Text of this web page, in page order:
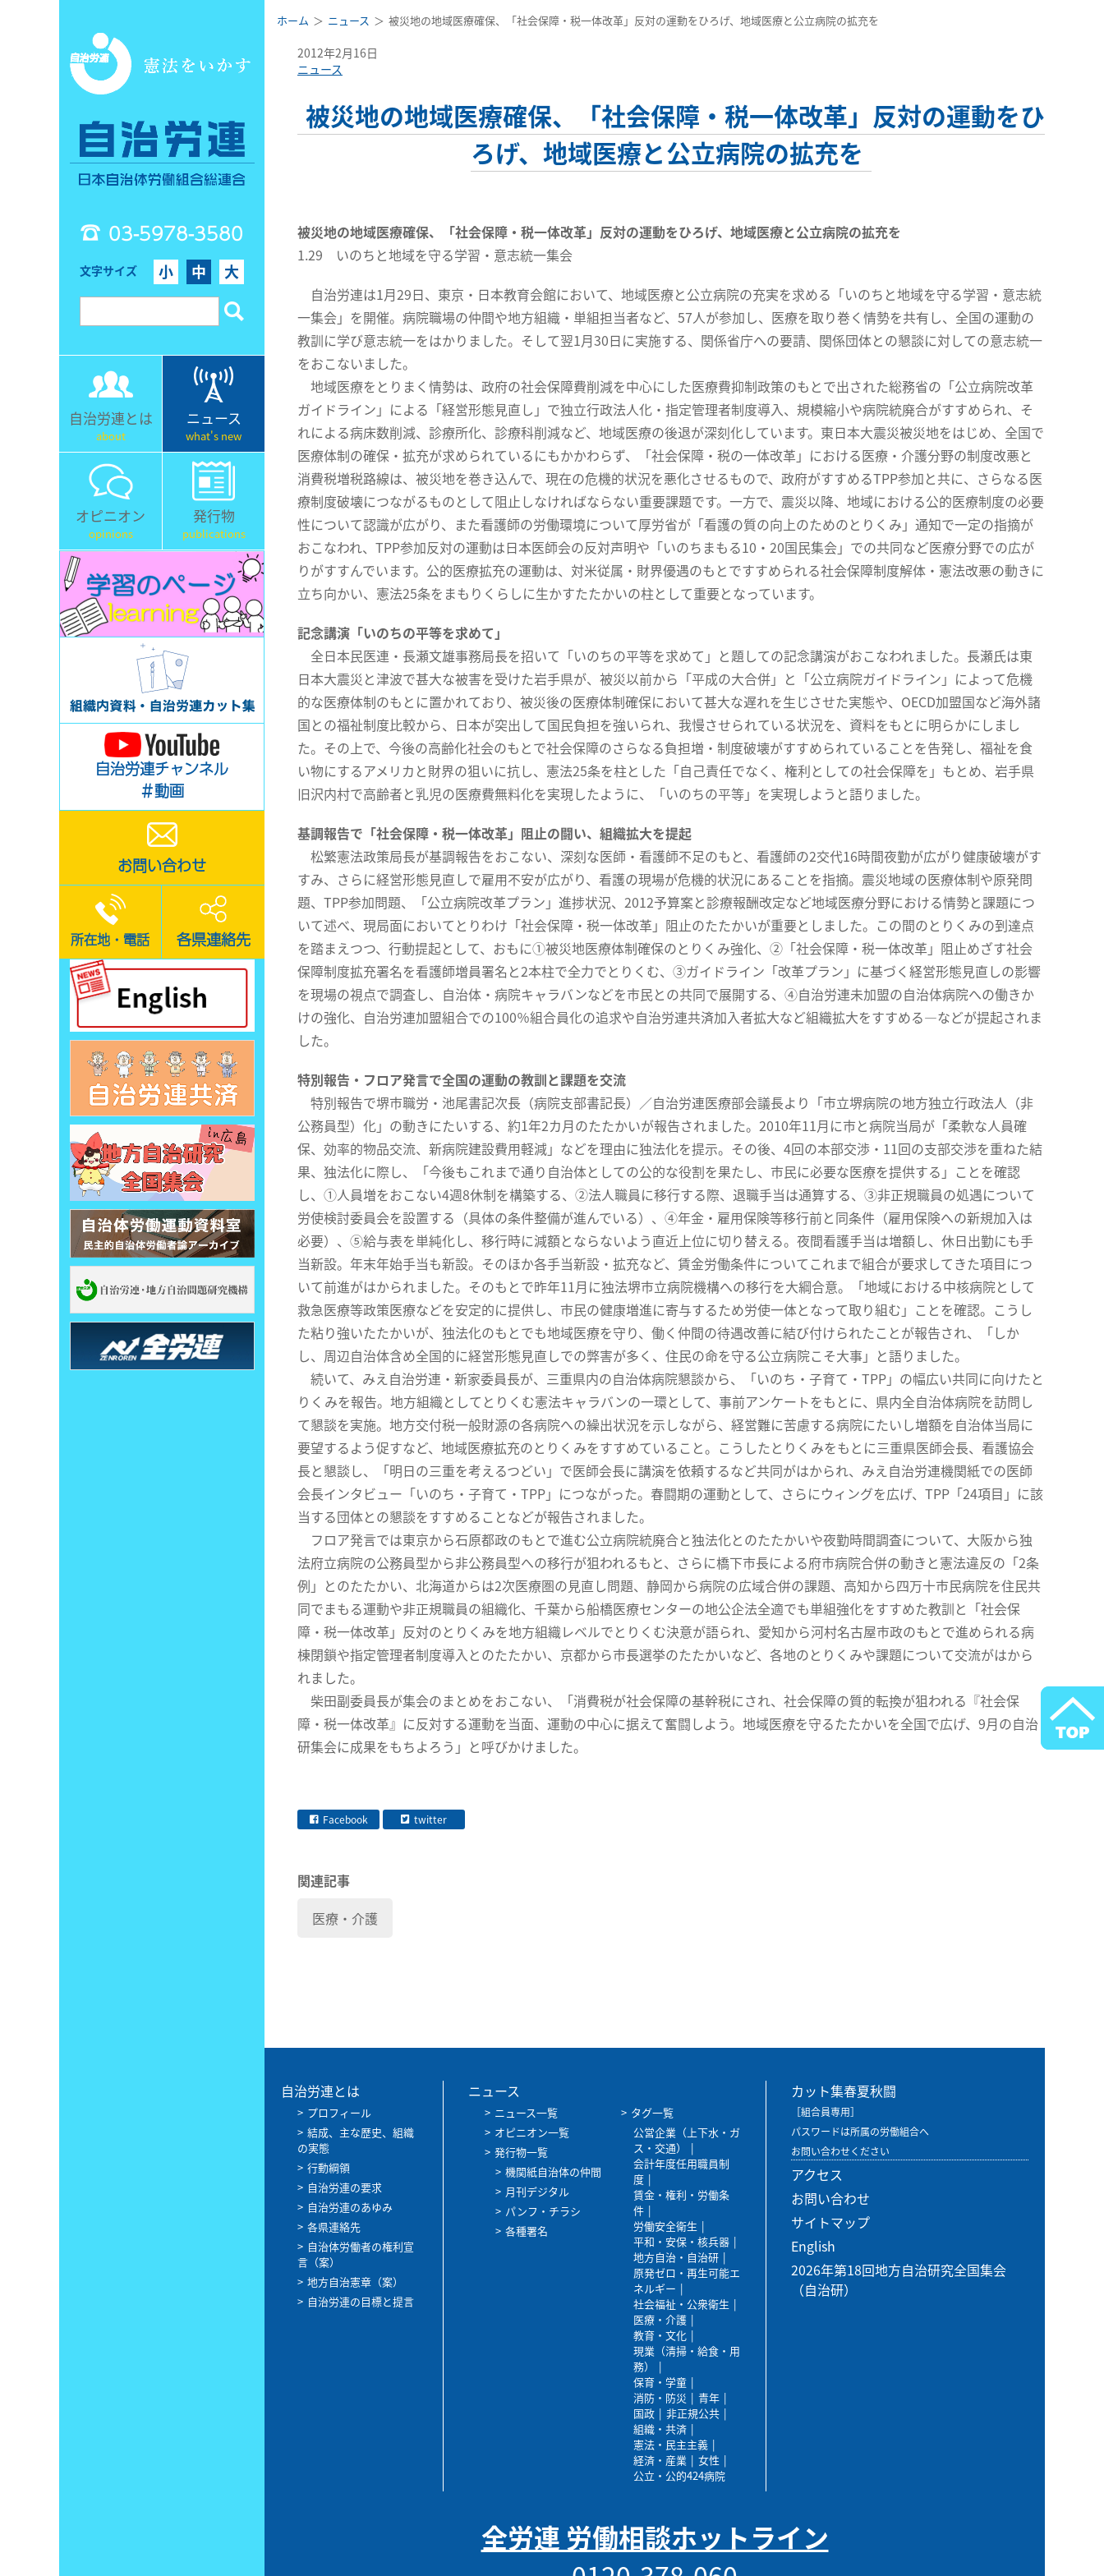
03-5978-3580
文字サイズ 小 中 大
自治労連とは
about
ニュース
what's new
オピニオン
opinions
発行物
publications
自治労連チャンネル
＃動画
お問い合わせ
所在地・電話 各県連絡先
ホーム ニュース 被災地の地域医療確保、「社会保障・税一体改革」反対の運動をひろげ、地域医療と公立病院の拡充を
2012年2月16日
ニュース
被災地の地域医療確保、「社会保障・税一体改革」反対の運動をひ
ろげ、地域医療と公立病院の拡充を
被災地の地域医療確保、「社会保障・税一体改革」反対の運動をひろげ、地域医療と公立病院の拡充を
1.29 いのちと地域を守る学習・意志統一集会
自治労連は1月29日、東京・日本教育会館において、地域医療と公立病院の充実を求める「いのちと地域を守る学習・意志統
一集会」を開催。病院職場の仲間や地方組織・単組担当者など、57人が参加し、医療を取り巻く情勢を共有し、全国の運動の
教訓に学び意志統一をはかりました。そして翌1月30日に実施する、関係省庁への要請、関係団体との懇談に対しての意志統一
をおこないました。
地域医療をとりまく情勢は、政府の社会保障費削減を中心にした医療費抑制政策のもとで出された総務省の「公立病院改革
ガイドライン」による「経営形態見直し」で独立行政法人化・指定管理者制度導入、規模縮小や病院統廃合がすすめられ、そ
れによる病床数削減、診療所化、診療科削減など、地域医療の後退が深刻化しています。東日本大震災被災地をはじめ、全国で
医療体制の確保・拡充が求められているにもかかわらず、「社会保障・税の一体改革」における医療・介護分野の制度改悪と
消費税増税路線は、被災地を巻き込んで、現在の危機的状況を悪化させるもので、政府がすすめるTPP参加と共に、さらなる医
療制度破壊につながるものとして阻止しなければならない重要課題です。一方で、震災以降、地域における公的医療制度の必要
性について認識が広がり、また看護師の労働環境について厚労省が「看護の質の向上のためのとりくみ」通知で一定の指摘が
おこなわれ、TPP参加反対の運動は日本医師会の反対声明や「いのちまもる10・20国民集会」での共同など医療分野での広が
りがすすんでいます。公的医療拡充の運動は、対米従属・財界優遇のもとですすめられる社会保障制度解体・憲法改悪の動きに
立ち向かい、憲法25条をまもりくらしに生かすたたかいの柱として重要となっています。
記念講演「いのちの平等を求めて」
全日本民医連・長瀬文雄事務局長を招いて「いのちの平等を求めて」と題しての記念講演がおこなわれました。長瀬氏は東
日本大震災と津波で甚大な被害を受けた岩手県が、被災以前から「平成の大合併」と「公立病院ガイドライン」によって危機
的な医療体制のもとに置かれており、被災後の医療体制確保において甚大な遅れを生じさせた実態や、OECD加盟国など海外諸
国との福祉制度比較から、日本が突出して国民負担を強いられ、我慢させられている状況を、資料をもとに明らかにしまし
た。その上で、今後の高齢化社会のもとで社会保障のさらなる負担増・制度破壊がすすめられていることを告発し、福祉を食
い物にするアメリカと財界の狙いに抗し、憲法25条を柱とした「自己責任でなく、権利としての社会保障を」もとめ、岩手県
旧沢内村で高齢者と乳児の医療費無料化を実現したように、「いのちの平等」を実現しようと語りました。
基調報告で「社会保障・税一体改革」阻止の闘い、組織拡大を提起
松繁憲法政策局長が基調報告をおこない、深刻な医師・看護師不足のもと、看護師の2交代16時間夜勤が広がり健康破壊がす
すみ、さらに経営形態見直しで雇用不安が広がり、看護の現場が危機的状況にあることを指摘。震災地域の医療体制や原発問
題、TPP参加問題、「公立病院改革プラン」進捗状況、2012予算案と診療報酬改定など地域医療分野における情勢と課題につ
いて述べ、現局面においてとりわけ「社会保障・税一体改革」阻止のたたかいが重要としました。この間のとりくみの到達点
を踏まえつつ、行動提起として、おもに①被災地医療体制確保のとりくみ強化、②「社会保障・税一体改革」阻止めざす社会
保障制度拡充署名を看護師増員署名と2本柱で全力でとりくむ、③ガイドライン「改革プラン」に基づく経営形態見直しの影響
を現場の視点で調査し、自治体・病院キャラバンなどを市民との共同で展開する、④自治労連未加盟の自治体病院への働きか
けの強化、自治労連加盟組合での100％組合員化の追求や自治労連共済加入者拡大など組織拡大をすすめる―などが提起されま
した。
特別報告・フロア発言で全国の運動の教訓と課題を交流
特別報告で堺市職労・池尾書記次長（病院支部書記長）／自治労連医療部会議長より「市立堺病院の地方独立行政法人（非
公務員型）化」の動きにたいする、約1年2カ月のたたかいが報告されました。2010年11月に市と病院当局が「柔軟な人員確
保、効率的物品交流、新病院建設費用軽減」などを理由に独法化を提示。その後、4回の本部交渉・11回の支部交渉を重ねた結
果、独法化に際し、「今後もこれまで通り自治体としての公的な役割を果たし、市民に必要な医療を提供する」ことを確認
し、①人員増をおこない4週8休制を構築する、②法人職員に移行する際、退職手当は通算する、③非正規職員の処遇について
労使検討委員会を設置する（具体の条件整備が進んでいる）、④年金・雇用保険等移行前と同条件（雇用保険への新規加入は
必要）、⑤給与表を単純化し、移行時に減額とならないよう直近上位に切り替える。夜間看護手当は増額し、休日出勤にも手
当新設。年末年始手当も新設。そのほか各手当新設・拡充など、賃金労働条件についてこれまで組合が要求してきた項目につ
いて前進がはかられました。そのもとで昨年11月に独法堺市立病院機構への移行を大綱合意。「地域における中核病院として
救急医療等政策医療などを安定的に提供し、市民の健康増進に寄与するため労使一体となって取り組む」ことを確認。こうし
た粘り強いたたかいが、独法化のもとでも地域医療を守り、働く仲間の待遇改善に結び付けられたことが報告され、「しか
し、周辺自治体含め全国的に経営形態見直しでの弊害が多く、住民の命を守る公立病院こそ大事」と語りました。
続いて、みえ自治労連・新家委員長が、三重県内の自治体病院懇談から、「いのち・子育て・TPP」の幅広い共同に向けたと
りくみを報告。地方組織としてとりくむ憲法キャラバンの一環として、事前アンケートをもとに、県内全自治体病院を訪問し
て懇談を実施。地方交付税一般財源の各病院への繰出状況を示しながら、経営難に苦慮する病院にたいし増額を自治体当局に
要望するよう促すなど、地域医療拡充のとりくみをすすめていること。こうしたとりくみをもとに三重県医師会長、看護協会
長と懇談し、「明日の三重を考えるつどい」で医師会長に講演を依頼するなど共同がはかられ、みえ自治労連機関紙での医師
会長インタビュー「いのち・子育て・TPP」につながった。春闘期の運動として、さらにウィングを広げ、TPP「24項目」に該
当する団体との懇談をすすめることなどが報告されました。
フロア発言では東京から石原都政のもとで進む公立病院統廃合と独法化とのたたかいや夜勤時間調査について、大阪から独
法府立病院の公務員型から非公務員型への移行が狙われるもと、さらに橋下市長による府市病院合併の動きと憲法違反の「2条
例」とのたたかい、北海道からは2次医療圏の見直し問題、静岡から病院の広域合併の課題、高知から四万十市民病院を住民共
同でまもる運動や非正規職員の組織化、千葉から船橋医療センターの地公企法全適でも単組強化をすすめた教訓と「社会保
障・税一体改革」反対のとりくみを地方組織レベルでとりくむ決意が語られ、愛知から河村名古屋市政のもとで進められる病
棟閉鎖や指定管理者制度導入とのたたかい、京都から市長選挙のたたかいなど、各地のとりくみや課題について交流がはから
れました。
柴田副委員長が集会のまとめをおこない、「消費税が社会保障の基幹税にされ、社会保障の質的転換が狙われる『社会保
障・税一体改革』に反対する運動を当面、運動の中心に据えて奮闘しよう。地域医療を守るたたかいを全国で広げ、9月の自治
研集会に成果をもちよろう」と呼びかけました。
Facebook twitter
関連記事
医療・介護
自治労連とは
プロフィール
結成、主な歴史、組織
の実態
行動綱領
自治労連の要求
自治労連のあゆみ
各県連絡先
自治体労働者の権利宣
言（案）
地方自治憲章（案）
自治労連の目標と提言
ニュース
ニュース一覧
オピニオン一覧
発行物一覧
機関紙自治体の仲間
月刊デジタル
パンフ・チラシ
各種署名
タグ一覧
公営企業（上下水・ガ
ス・交通）
会計年度任用職員制
度
賃金・権利・労働条
件
労働安全衛生
平和・安保・核兵器
地方自治・自治研
原発ゼロ・再生可能エ
ネルギー
社会福祉・公衆衛生
医療・介護
教育・文化
現業（清掃・給食・用
務）
保育・学童
消防・防災
青年
国政
非正規公共
組織・共済
憲法・民主主義
経済・産業
女性
公立・公的424病院
カット集春夏秋闘
［組合員専用］
パスワードは所属の労働組合へ
お問い合わせください
アクセス
お問い合わせ
サイトマップ
English
2026年第18回地方自治研究全国集会
（自治研）
全労連 労働相談ホットライン